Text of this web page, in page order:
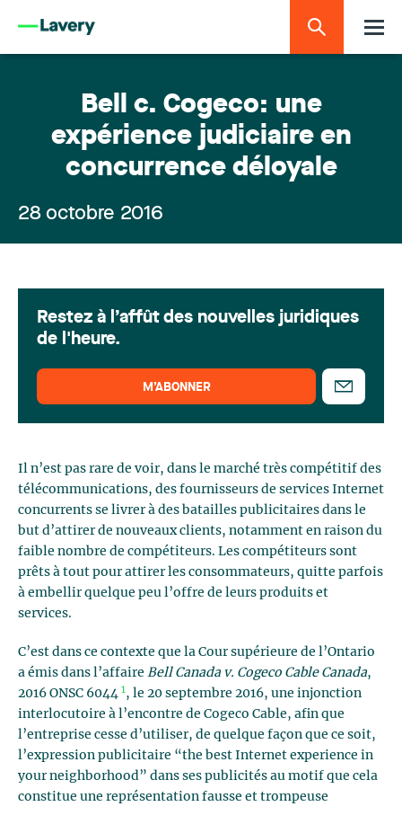
Bell c. Cogeco: une
expérience judiciaire en
concurrence déloyale
28 octobre 2016
Il n’est pas rare de voir, dans le marché très compétitif des
télécommunications, des fournisseurs de services Internet
concurrents se livrer à des batailles publicitaires dans le
but d’attirer de nouveaux clients, notamment en raison du
faible nombre de compétiteurs. Les compétiteurs sont
prêts à tout pour attirer les consommateurs, quitte parfois
à embellir quelque peu l’offre de leurs produits et
services.
C’est dans ce contexte que la Cour supérieure de l’Ontario
a émis dans l’affaire Bell Canada v. Cogeco Cable Canada,
2016 ONSC 6044 1 , le 20 septembre 2016, une injonction
interlocutoire à l’encontre de Cogeco Cable, afin que
l’entreprise cesse d’utiliser, de quelque façon que ce soit,
l’expression publicitaire “the best Internet experience in
your neighborhood” dans ses publicités au motif que cela
constitue une représentation fausse et trompeuse
Restez à l’affût des nouvelles juridiques
de l'heure.
M’ABONNER